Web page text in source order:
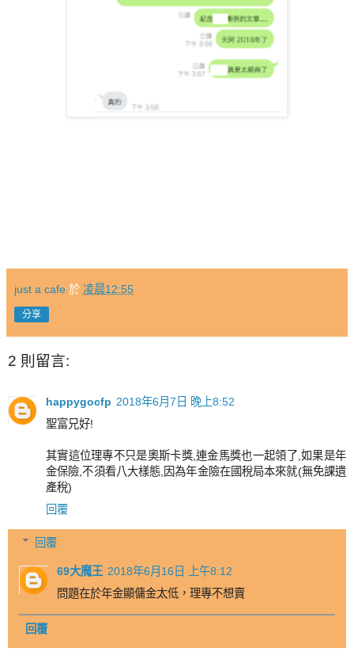
just a cafe 於 凌晨12:55
分享
2 則留言:
happygocfp 2018年6月7日 晚上8:52
聖富兄好!
其實這位理專不只是奧斯卡獎,連金馬獎也一起領了,如果是年
金保險,不須看八大樣態,因為年金險在國稅局本來就(無免課遺
產稅)
回覆
回覆
69大魔王 2018年6月16日 上午8:12
問題在於年金顯傭金太低，理專不想賣
回覆